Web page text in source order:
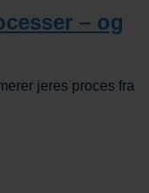
– og
jeres proces fra